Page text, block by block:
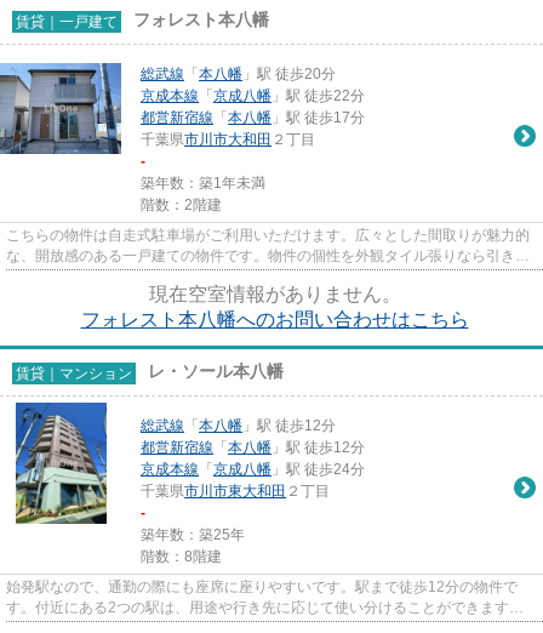
賃貸｜一戸建て フォレスト本八幡
総武線 「 本八幡 」駅 徒歩20分
京成本線 「 京成八幡 」駅 徒歩22分
都営新宿線 「 本八幡 」駅 徒歩17分
千葉県市川市大和田 ２丁目
-
築年数：築1年未満
階数：2階建
こちらの物件は自走式駐車場がご利用いただけます。広々とした間取りが魅力的
な、開放感のある一戸建ての物件です。物件の個性を外観タイル張りなら引き出
現在空室情報がありません。
フォレスト本八幡へのお問い合わせはこちら
賃貸｜マンション レ・ソール本八幡
総武線 「 本八幡 」駅 徒歩12分
都営新宿線 「 本八幡 」駅 徒歩12分
京成本線 「 京成八幡 」駅 徒歩24分
千葉県市川市東大和田 ２丁目
-
築年数：築25年
階数：8階建
始発駅なので、通勤の際にも座席に座りやすいです。駅まで徒歩12分の物件で
す。付近にある2つの駅は、用途や行き先に応じて使い分けることができます。